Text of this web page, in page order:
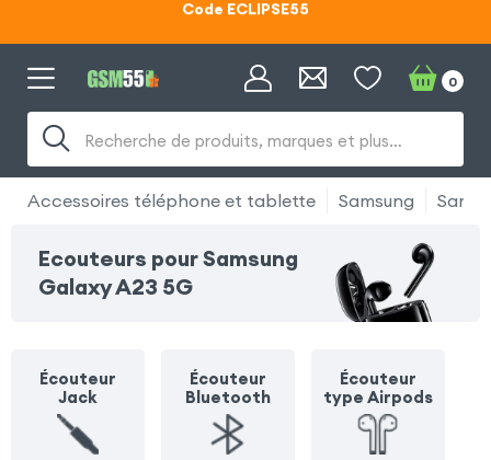
Code ECLIPSE55
Recherche de produits, marques et plus…
0
Accessoires téléphone et tablette Samsung
Ecouteurs pour Samsung
Galaxy A23 5G
Écouteur
Jack
Écouteur
Bluetooth
Écouteur
type Airpods